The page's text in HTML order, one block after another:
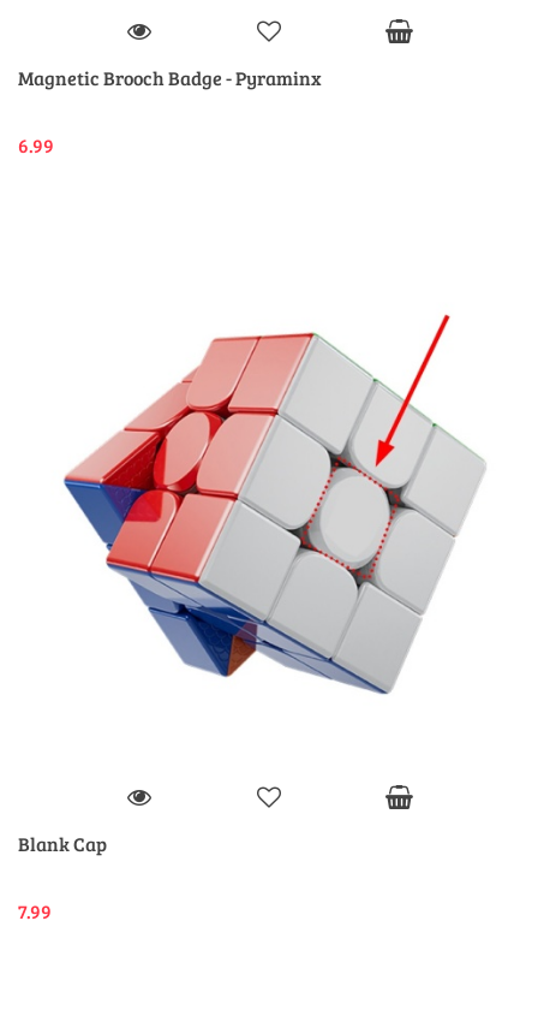
Magnetic Brooch Badge - Pyraminx
6.99
Blank Cap
7.99